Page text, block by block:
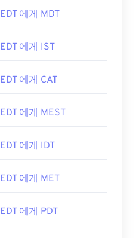
EDT 에게 MDT
EDT 에게 IST
EDT 에게 CAT
EDT 에게 MEST
EDT 에게 IDT
EDT 에게 MET
EDT 에게 PDT